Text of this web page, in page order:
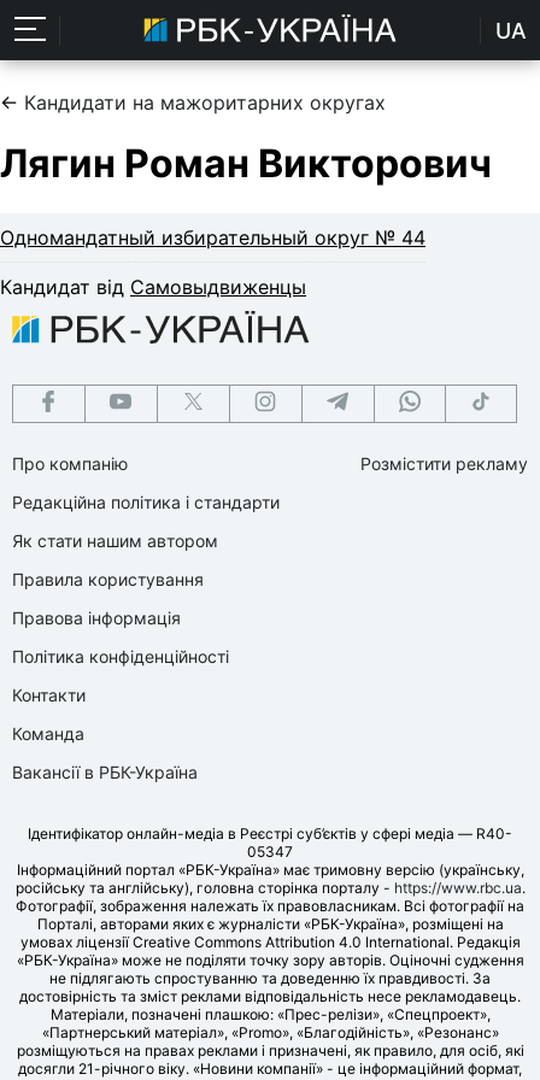
UA
← Кандидати на мажоритарних округах
Лягин Роман Викторович
Одномандатный избирательный округ № 44
Кандидат від Самовыдвиженцы
Про компанію
Редакційна політика і стандарти
Як стати нашим автором
Правила користування
Правова інформація
Політика конфіденційності
Контакти
Команда
Вакансії в РБК-Україна
Розмістити рекламу
Ідентифікатор онлайн-медіа в Реєстрі суб’єктів у сфері медіа — R40-
05347
Інформаційний портал «РБК-Україна» має тримовну версію (українську,
російську та англійську), головна сторінка порталу - https://www.rbc.ua.
Фотографії, зображення належать їх правовласникам. Всі фотографії на
Порталі, авторами яких є журналісти «РБК-Україна», розміщені на
умовах ліцензії Creative Commons Attribution 4.0 International. Редакція
«РБК-Україна» може не поділяти точку зору авторів. Оціночні судження
не підлягають спростуванню та доведенню їх правдивості. За
достовірність та зміст реклами відповідальність несе рекламодавець.
Матеріали, позначені плашкою: «Прес-релізи», «Спецпроект»,
«Партнерський матеріал», «Promo», «Благодійність», «Резонанс»
розміщуються на правах реклами і призначені, як правило, для осіб, які
досягли 21-річного віку. «Новини компанії» - це інформаційний формат,